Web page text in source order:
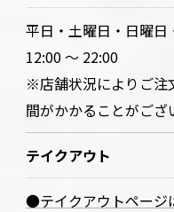
平日・土曜日・日曜日
12:00 ～ 22:00
※店舗状況によりご注
間がかかることがござ
テイクアウト
●テイクアウトページ